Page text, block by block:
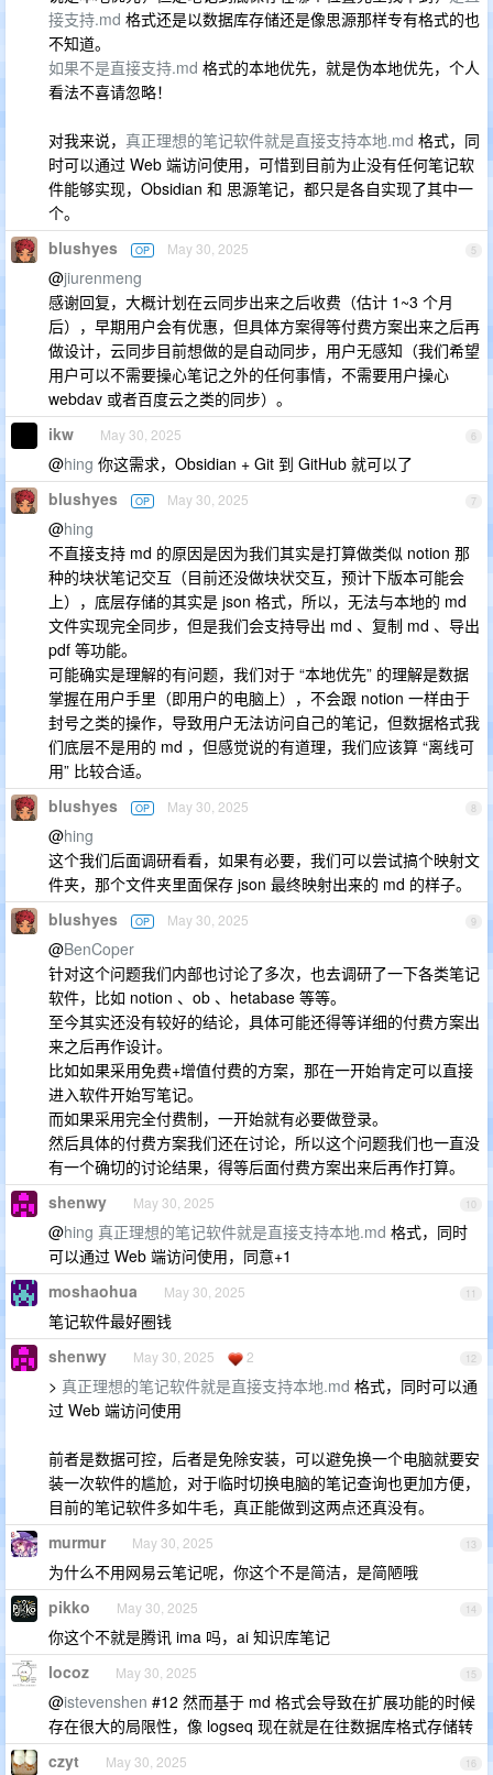
接支持.md 格式还是以数据库存储还是像思源那样专有格式的也
不知道。
如果不是直接支持.md 格式的本地优先，就是伪本地优先，个人
看法不喜请忽略！
对我来说， 真正理想的笔记软件就是直接支持本地.md 格式，同
时可以通过 Web 端访问使用，可惜到目前为止没有任何笔记软
件能够实现，Obsidian 和 思源笔记，都只是各自实现了其中一
个。
5
blushyes OP May 30, 2025
@jiurenmeng
感谢回复，大概计划在云同步出来之后收费（估计 1~3 个月
后），早期用户会有优惠，但具体方案得等付费方案出来之后再
做设计，云同步目前想做的是自动同步，用户无感知（我们希望
用户可以不需要操心笔记之外的任何事情，不需要用户操心
webdav 或者百度云之类的同步）。
6
ikw May 30, 2025
@hing 你这需求，Obsidian + Git 到 GitHub 就可以了
7
blushyes OP May 30, 2025
@hing
不直接支持 md 的原因是因为我们其实是打算做类似 notion 那
种的块状笔记交互（目前还没做块状交互，预计下版本可能会
上），底层存储的其实是 json 格式，所以，无法与本地的 md
文件实现完全同步，但是我们会支持导出 md 、复制 md 、导出
pdf 等功能。
可能确实是理解的有问题，我们对于 “本地优先” 的理解是数据
掌握在用户手里（即用户的电脑上），不会跟 notion 一样由于
封号之类的操作，导致用户无法访问自己的笔记，但数据格式我
们底层不是用的 md ，但感觉说的有道理，我们应该算 “离线可
用” 比较合适。
8
blushyes OP May 30, 2025
@hing
这个我们后面调研看看，如果有必要，我们可以尝试搞个映射文
件夹，那个文件夹里面保存 json 最终映射出来的 md 的样子。
9
blushyes OP May 30, 2025
@BenCoper
针对这个问题我们内部也讨论了多次，也去调研了一下各类笔记
软件，比如 notion 、ob 、hetabase 等等。
至今其实还没有较好的结论，具体可能还得等详细的付费方案出
来之后再作设计。
比如如果采用免费+增值付费的方案，那在一开始肯定可以直接
进入软件开始写笔记。
而如果采用完全付费制，一开始就有必要做登录。
然后具体的付费方案我们还在讨论，所以这个问题我们也一直没
有一个确切的讨论结果，得等后面付费方案出来后再作打算。
10
shenwy May 30, 2025
@hing 真正理想的笔记软件就是直接支持本地.md 格式，同时
可以通过 Web 端访问使用，同意+1
11
moshaohua May 30, 2025
笔记软件最好圈钱
12
shenwy May 30, 2025 2
> 真正理想的笔记软件就是直接支持本地.md 格式，同时可以通
过 Web 端访问使用
前者是数据可控，后者是免除安装，可以避免换一个电脑就要安
装一次软件的尴尬，对于临时切换电脑的笔记查询也更加方便，
目前的笔记软件多如牛毛，真正能做到这两点还真没有。
13
murmur May 30, 2025
为什么不用网易云笔记呢，你这个不是简洁，是简陋哦
14
pikko May 30, 2025
你这个不就是腾讯 ima 吗，ai 知识库笔记
15
locoz May 30, 2025
@istevenshen #12 然而基于 md 格式会导致在扩展功能的时候
存在很大的局限性，像 logseq 现在就是在往数据库格式存储转
16
czyt May 30, 2025